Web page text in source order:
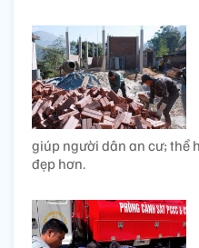
giúp người dân an cư; thể
đẹp hơn.